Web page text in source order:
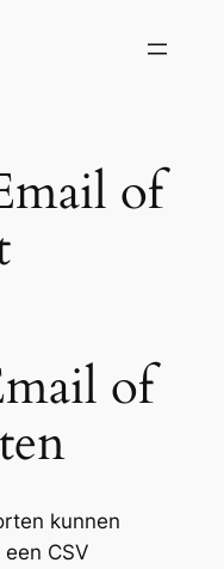
of
of
kunnen
CSV